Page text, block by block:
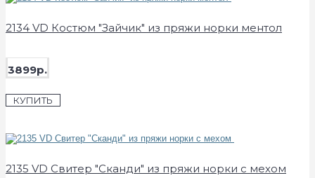
2134 VD Костюм "Зайчик" из пряжи норки ментол
3899р.
КУПИТЬ
2135 VD Свитер "Сканди" из пряжи норки с мехом